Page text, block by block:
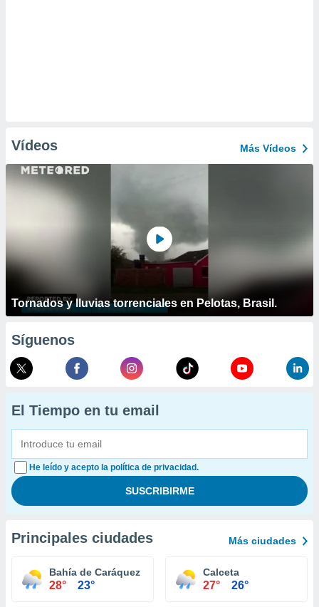
Vídeos Más Vídeos
Tornados y lluvias torrenciales en Pelotas, Brasil.
Síguenos
El Tiempo en tu email
He leído y acepto la política de privacidad.
Principales ciudades Más ciudades
Bahía de Caráquez
28° 23°
Calceta
27° 26°